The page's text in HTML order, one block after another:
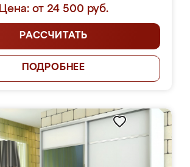
Цена: от 24 500 руб.
РАССЧИТАТЬ
ПОДРОБНЕЕ